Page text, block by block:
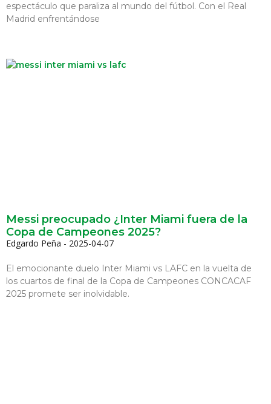
espectáculo que paraliza al mundo del fútbol. Con el Real
Madrid enfrentándose
Messi preocupado ¿Inter Miami fuera de la
Copa de Campeones 2025?
Edgardo Peña 2025-04-07
El emocionante duelo Inter Miami vs LAFC en la vuelta de
los cuartos de final de la Copa de Campeones CONCACAF
2025 promete ser inolvidable.